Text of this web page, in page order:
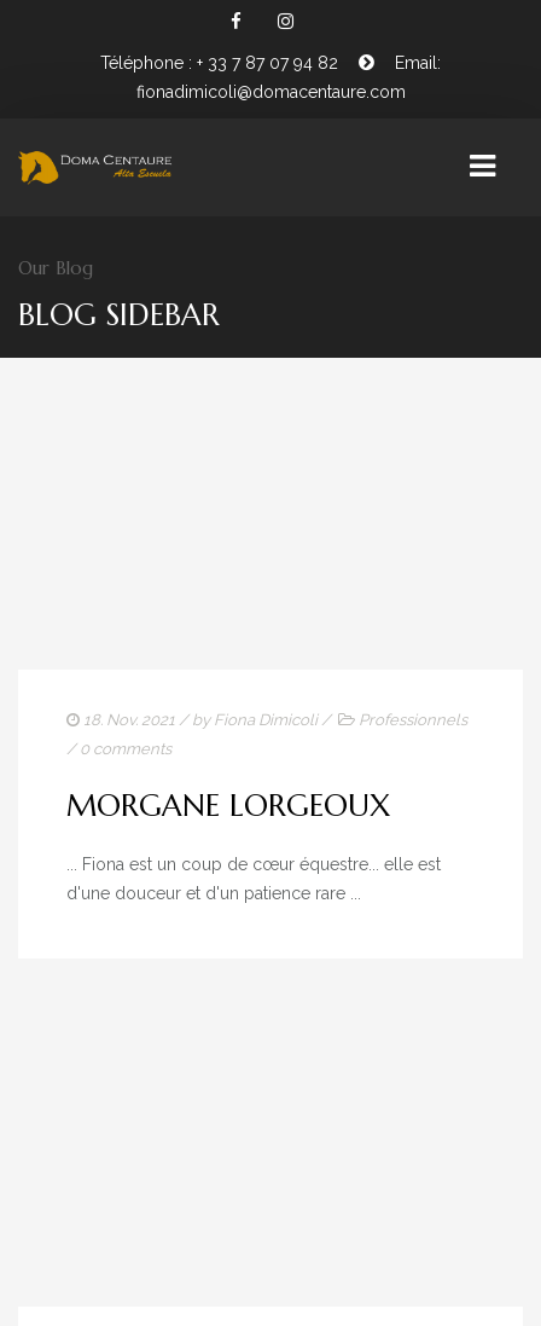
Téléphone : + 33 7 87 07 94 82
Email:
fionadimicoli@domacentaure.com
PRÉSENTATION FIONA DIMICOLI
BIENVENUE CHEZ DOMA CENTAURE
Our Blog
BLOG SIDEBAR
18. Nov. 2021 / by Fiona Dimicoli/
Professionnels
/ 0 comments
MORGANE LORGEOUX
... Fiona est un coup de cœur équestre... elle est
d'une douceur et d'un patience rare ...